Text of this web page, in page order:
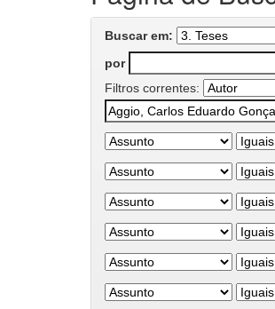
Buscar em:
por
Filtros correntes: